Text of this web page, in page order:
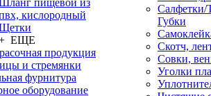
Шланг пищевой из
кислородный
ЕЩЕ
продукция
и стремянки
фурнитура
оборудование
Салфетки/
Губки
Скотч,
Совки,
Уголки